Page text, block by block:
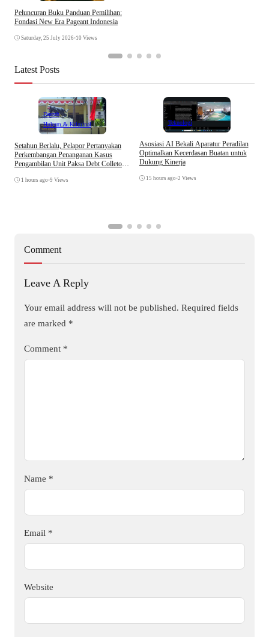
Peluncuran Buku Panduan Pemilihan:
Fondasi New Era Pageant Indonesia
Saturday, 25 July 2026•10 Views
Latest Posts
Daerah
Hukum & Kriminal
Setahun Berlalu, Pelapor Pertanyakan
Perkembangan Penanganan Kasus
Pengambilan Unit Paksa Debt Colletor
1 hours ago •9 Views
Teknologi
Asosiasi AI Bekali Aparatur Peradilan
Optimalkan Kecerdasan Buatan untuk
Dukung Kinerja
15 hours ago •2 Views
Comment
Leave A Reply
Your email address will not be published. Required fields
are marked *
Comment *
Name *
Email *
Website